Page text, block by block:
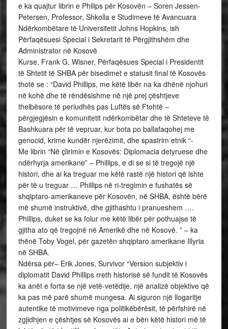
e ka quajtur librin e Philips për Kosovën – Soren Jessen-
Petersen, Professor, Shkolla e Studimeve të Avancuara
Ndërkombëtare të Universitetit Johns Hopkins, ish
Përfaqësuesi Special i Sekretarit të Përgjithshëm dhe
Administrator në Kosovë
Kurse, Frank G. Wisner, Përfaqësues Special i Presidentit
të Shtetit të SHBA për bisedimet e statusit final të Kosovës
thotë se : “David Phillips, me këtë libër na ka dhënë njohuri
në kohë dhe të rëndësishme në një prej çështjeve
thelbësore të periudhës pas Luftës së Ftohtë –
përgjegjësin e komunitetit ndërkombëtar dhe të Shteteve të
Bashkuara për të vepruar, kur bota po ballafaqohej me
genocid, krime kundër njerëzimit, dhe spastrim etnik “-
Me librin “Në çlirimin e Kosovës: Diplomacia detyruese dhe
ndërhyrja amerikane” – Phillips, e di se si të tregojë një
histori, dhe ai ka treguar me këtë rastë një histori që ishte
për të u treguar … Phillips në ri-tregimin e fushatës së
shqiptaro-amerikaneve për Kosovën, në SHBA, është bërë
më shumë instruktivë, dhe gjithashtu i pranueshem ….
Phillips, duket se ka folur me këtë libër për pothuajse të
gjitha ato që tregojnë në Amerikë dhe në Kosovë. ” – ka
thënë Toby Vogel, për gazetën shqiptaro amerikane Illyria
në SHBA.
Ndërsa për– Erik Jones, Survivor “Version subjektiv i
diplomatit David Phillips rreth historisë së fundit të Kosovës
ka anët e forta se një vetë-vetëdije, një analizë objektive që
ka pas më parë shumë mungesa. Ai siguron një llogaritje
autentike të motivimeve nga politikëbërësit, të përfshirë në
zgjidhjen e çështjes së Kosovës ai e bën këtë histori më të